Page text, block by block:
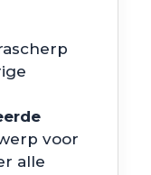
voor
alle